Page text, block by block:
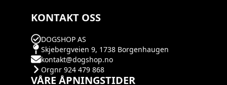
KONTAKT OSS
DOGSHOP AS
Skjebergveien 9, 1738 Borgenhaugen
kontakt@dogshop.no
Orgnr 924 479 868
VÅRE ÅPNINGSTIDER